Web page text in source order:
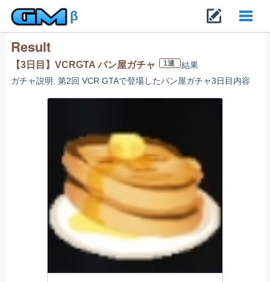
β
Result
【3日目】VCRGTA パン屋ガチャ 1連
結果
ガチャ説明: 第2回 VCR GTAで登場したパン屋ガチャ3日目内容